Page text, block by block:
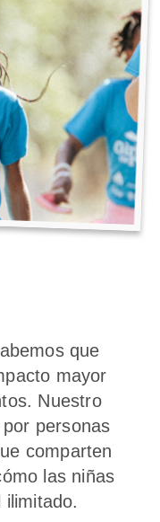
que
mayor
Nuestro
personas
comparten
las niñas
ilimitado.